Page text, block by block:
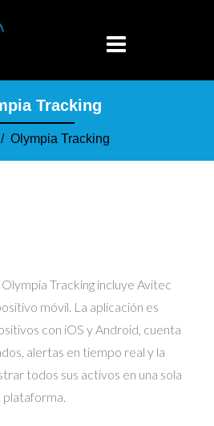
Tracking
Tracking
Tracking incluye Avitec
móvil. La aplicación es
con iOS y Android, cuenta
alertas en tiempo real y la
todos sus activos en una sola
plataforma.